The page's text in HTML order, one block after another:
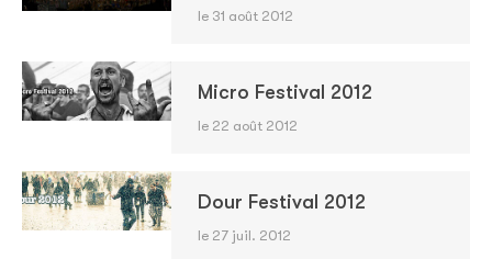
le 31 août 2012
Micro Festival 2012
le 22 août 2012
Dour Festival 2012
le 27 juil. 2012